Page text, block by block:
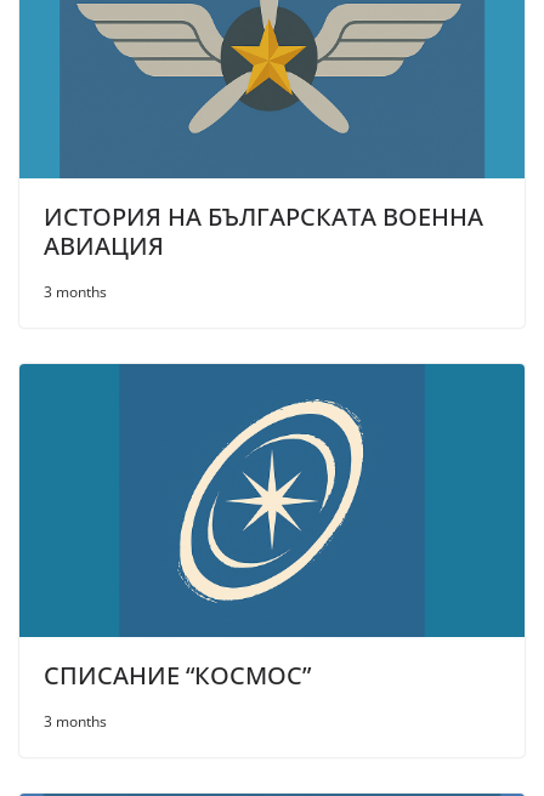
ИСТОРИЯ НА БЪЛГАРСКАТА ВОЕННА
АВИАЦИЯ
3 months
СПИСАНИЕ “КОСМОС”
3 months